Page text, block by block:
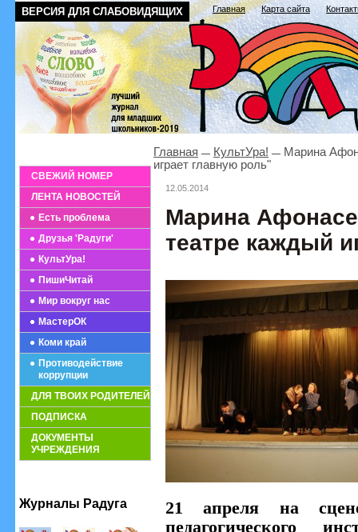
ВЕРСИЯ ДЛЯ СЛАБОВИДЯЩИХ Главная Карта сайта
СВЕЖИЙ НОМЕР
ЛЕНТА НОВОСТЕЙ
Есть проблема
Друзья 'Радуги'
КультУра!
ПишиЧитай
Мир вокруг нас
МастерОК
Коми край
Противодействие
коррупции
ДЛЯ ТВОИХ РОДИТЕЛЕЙ
ПОДПИСКА
ДОКУМЕНТЫ
УЧРЕЖДЕНИЯ
Журналы Радуга
Главная КультУра!
Марина
играет главную роль"
12.05.2014
Марина
театре каждый
21 апреля на
педагогического